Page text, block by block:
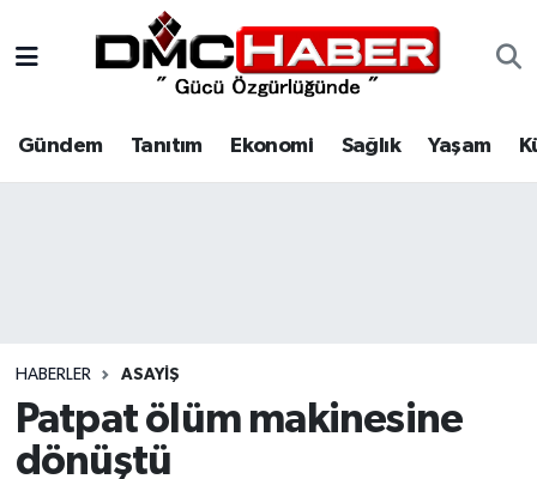
Gündem Tanıtım Ekonomi Sağlık Yaşam
HABERLER ASAYIŞ
Patpat ölüm makinesine
dönüştü
Tanıtım
Spor
Nöbetçi Eczaneler
Hava Durumu
Haber Arşivi